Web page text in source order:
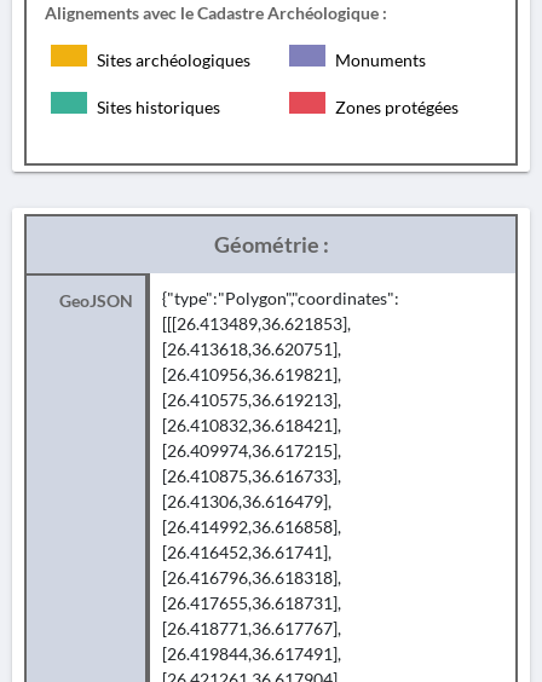
Alignements avec le Cadastre Archéologique :
Sites archéologiques Monuments
Sites historiques Zones protégées
Géométrie :
GeoJSON
{"type":"Polygon","coordinates":
[[[26.413489,36.621853],
[26.413618,36.620751],
[26.410956,36.619821],
[26.410575,36.619213],
[26.410832,36.618421],
[26.409974,36.617215],
[26.410875,36.616733],
[26.41306,36.616479],
[26.414992,36.616858],
[26.416452,36.61741],
[26.416796,36.618318],
[26.417655,36.618731],
[26.418771,36.617767],
[26.419844,36.617491],